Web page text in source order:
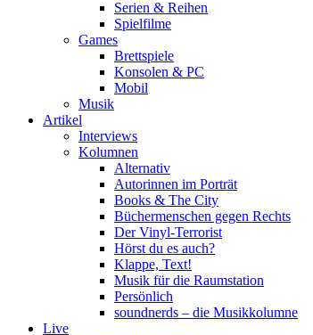
Serien & Reihen
Spielfilme
Games
Brettspiele
Konsolen & PC
Mobil
Musik
Artikel
Interviews
Kolumnen
Alternativ
Autorinnen im Porträt
Books & The City
Büchermenschen gegen Rechts
Der Vinyl-Terrorist
Hörst du es auch?
Klappe, Text!
Musik für die Raumstation
Persönlich
soundnerds – die Musikkolumne
Live